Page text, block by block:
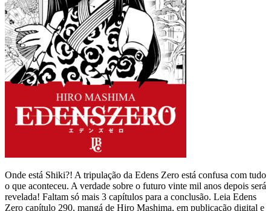
Onde está Shiki?! A tripulação da Edens Zero está confusa com tudo
o que aconteceu. A verdade sobre o futuro vinte mil anos depois será
revelada! Faltam só mais 3 capítulos para a conclusão. Leia Edens
Zero capítulo 290, mangá de Hiro Mashima, em publicação digital e